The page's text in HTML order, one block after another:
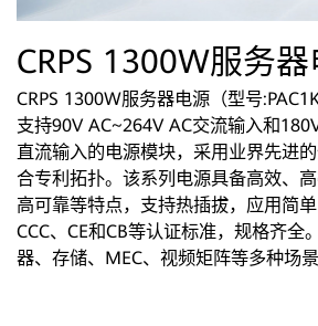
CRPS 1300W服务
CRPS 1300W服务器电源（型号
支持90V AC~264V AC交流输入和
直流输入的电源模块，采用业界先进
合专利拓扑。该系列电源具备高效、
高可靠等特点，支持热插拔，应用简单
CCC、CE和CB等认证标准，规格齐全
器、存储、MEC、视频矩阵等多种场景